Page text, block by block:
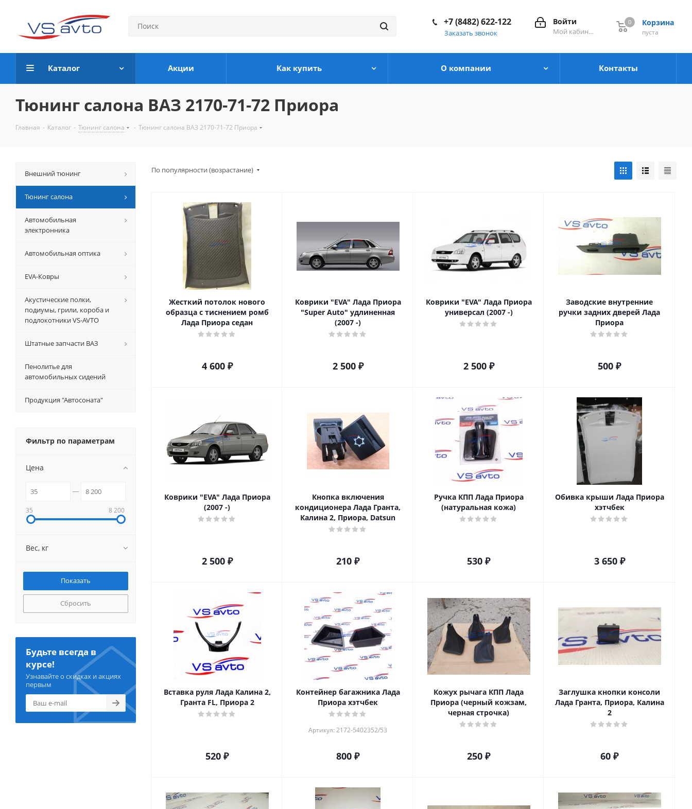
Корзина
0
пуста
0
Войти
Мой кабинет
+7 (8482) 622-122
Заказать звонок
Каталог Акции Как купить О компании Контакты
Тюнинг салона ВАЗ 2170-71-72 Приора
Главная - Каталог - Тюнинг салона - Тюнинг салона ВАЗ 2170-71-72 Приора
По популярности (возрастание)
Жесткий потолок нового
образца с тиснением ромб
Лада Приора седан
4 600₽
Коврики "EVA" Лада Приора
"Super Auto" удлиненная
(2007 -)
2 500₽
Коврики "EVA" Лада Приора
универсал (2007 -)
2 500₽
Заводские внутренние
ручки задних дверей Лада
Приора
500 ₽
Коврики "EVA" Лада Приора
(2007 -)
2 500₽
Кнопка включения
кондиционера Лада Гранта,
Калина 2, Приора, Datsun
210 ₽
Ручка КПП Лада Приора
(натуральная кожа)
530 ₽
Обивка крыши Лада Приора
хэтчбек
3 650₽
Вставка руля Лада Калина 2,
Гранта FL, Приора 2
520 ₽
Контейнер багажника Лада
Приора хэтчбек
Артикул: 2172-5402352/53
800 ₽
Кожух рычага КПП Лада
Приора (черный кожзам,
черная строчка)
250 ₽
Заглушка кнопки консоли
Лада Гранта, Приора, Калина
2
60 ₽
Внешний тюнинг
Тюнинг салона
Автомобильная
электронника
Автомобильная оптика
EVA-Ковры
Акустические полки,
подиумы, грили, короба и
подлокотники VS-AVTO
Штатные запчасти ВАЗ
Пенолитье для
автомобильных сидений
Продукция "Автосоната"
Фильтр по параметрам
Цена
35 8 200
Вес, кг
Сбросить
Будьте всегда в
курсе!
Узнавайте о скидках и акциях
первым